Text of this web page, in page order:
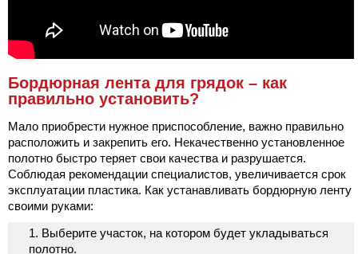
Бордюрная лента для грядок – как
правильно установить?
Мало приобрести нужное приспособление, важно правильно
расположить и закрепить его. Некачественно установленное
полотно быстро теряет свои качества и разрушается.
Соблюдая рекомендации специалистов, увеличивается срок
эксплуатации пластика. Как устанавливать бордюрную ленту
своими руками:
Выберите участок, на котором будет укладываться
полотно.